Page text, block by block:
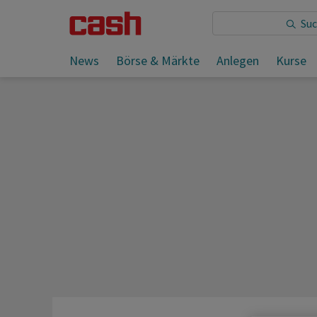
News Börse & Märkte Anlegen Kurse
Sie lesen: